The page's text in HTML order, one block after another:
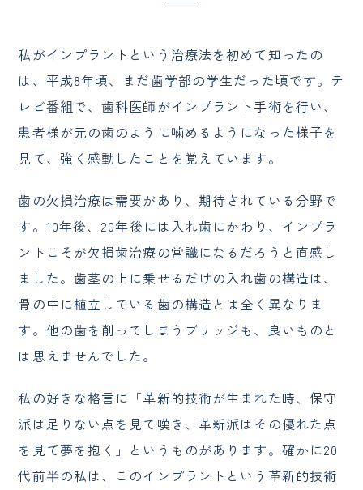
私がインプラントという治療法を初めて知ったの
は、平成8年頃、まだ歯学部の学生だった頃です。テ
レビ番組で、歯科医師がインプラント手術を行い、
患者様が元の歯のように噛めるようになった様子を
見て、強く感動したことを覚えています。
歯の欠損治療は需要があり、期待されている分野で
す。10年後、20年後には入れ歯にかわり、インプラ
ントこそが欠損歯治療の常識になるだろうと直感し
ました。歯茎の上に乗せるだけの入れ歯の構造は、
骨の中に植立している歯の構造とは全く異なりま
す。他の歯を削ってしまうブリッジも、良いものと
は思えませんでした。
私の好きな格言に「革新的技術が生まれた時、保守
派は足りない点を見て嘆き、革新派はその優れた点
を見て夢を抱く」というものがあります。確かに20
代前半の私は、このインプラントという革新的技術